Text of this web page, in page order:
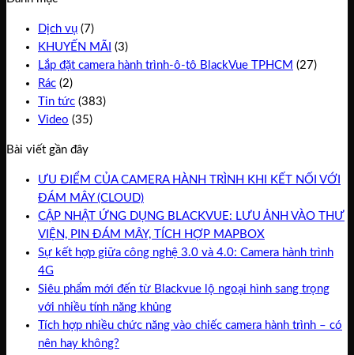
Dịch vụ (7)
KHUYẾN MÃI (3)
Lắp đặt camera hành trình-ô-tô BlackVue TPHCM (27)
Rác (2)
Tin tức (383)
Video (35)
Bài viết gần đây
ƯU ĐIỂM CỦA CAMERA HÀNH TRÌNH KHI KẾT NỐI VỚI
ĐÁM MÂY (CLOUD)
CẬP NHẬT ỨNG DỤNG BLACKVUE: LƯU ẢNH VÀO THƯ
VIỆN, PIN ĐÁM MÂY, TÍCH HỢP MAPBOX
Sự kết hợp giữa công nghệ 3.0 và 4.0: Camera hành trình
4G
Siêu phẩm mới đến từ Blackvue lộ ngoại hình sang trọng
với nhiều tính năng khủng
Tích hợp nhiều chức năng vào chiếc camera hành trình – có
nên hay không?